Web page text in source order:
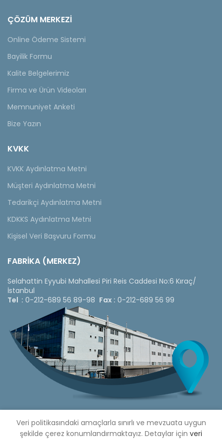
ÇÖZÜM MERKEZİ
Online Ödeme Sistemi
Bayilik Formu
Kalite Belgelerimiz
Firma ve Ürün Videoları
Memnuniyet Anketi
Bize Yazın
KVKK
KVKK Aydınlatma Metni
Müşteri Aydınlatma Metni
Tedarikçi Aydınlatma Metni
KDKKS Aydınlatma Metni
Kişisel Veri Başvuru Formu
FABRİKA (MERKEZ)
Selahattin Eyyubi Mahallesi Piri Reis Caddesi No:6 Kıraç/
İstanbul
Tel : 0-212-689 56 89-98 Fax : 0-212-689 56 99
Veri politikasındaki amaçlarla sınırlı ve mevzuata uygun
şekilde çerez konumlandırmaktayız. Detaylar için veri